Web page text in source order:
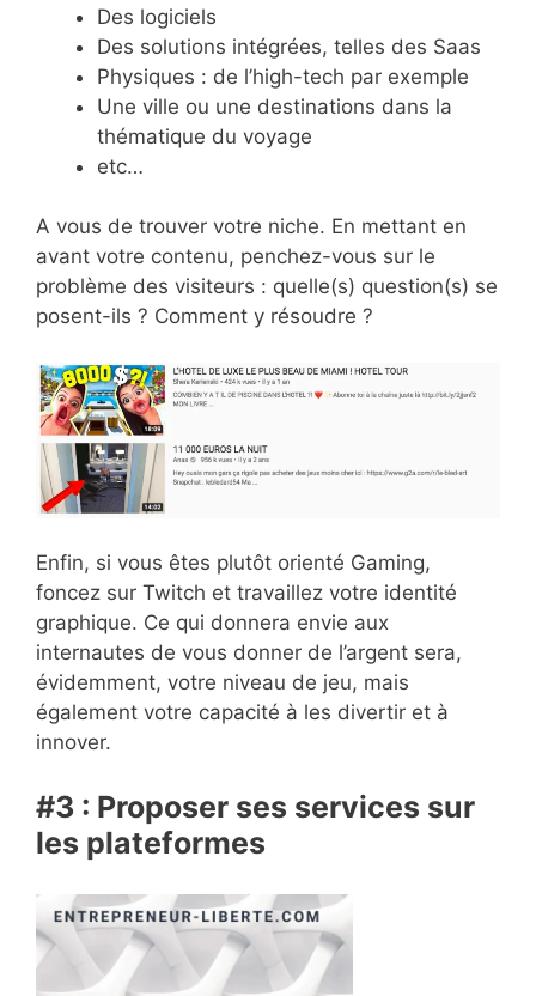
Des logiciels
Des solutions intégrées, telles des Saas
Physiques : de l’high-tech par exemple
Une ville ou une destinations dans la
thématique du voyage
etc…
A vous de trouver votre niche. En mettant en
avant votre contenu, penchez-vous sur le
problème des visiteurs : quelle(s) question(s) se
posent-ils ? Comment y résoudre ?
Enfin, si vous êtes plutôt orienté Gaming,
foncez sur Twitch et travaillez votre identité
graphique. Ce qui donnera envie aux
internautes de vous donner de l’argent sera,
évidemment, votre niveau de jeu, mais
également votre capacité à les divertir et à
innover.
#3 : Proposer ses services sur
les plateformes